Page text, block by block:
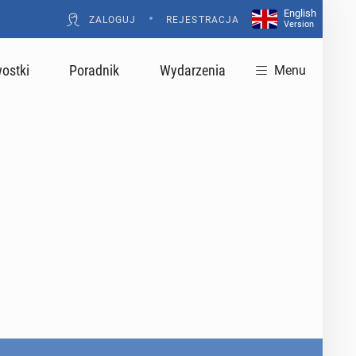
ZALOGUJ • REJESTRACJA
English
Version
Poradnik Wydarzenia Menu